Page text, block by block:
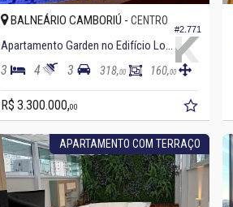
#2.771
BALNEÁRIO CAMBORIÚ - CENTRO
Apartamento Garden no Edifício Lorena Cristina
3 4 3 318,00 160,00
R$ 3.300.000,00
APARTAMENTO COM TERRAÇO